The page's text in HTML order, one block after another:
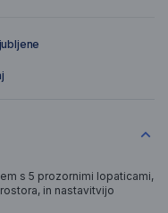
s 5 prozornimi lopaticami,
in nastavitvijo